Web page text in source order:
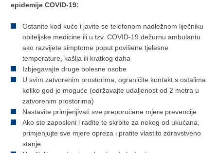
epidemije COVID-19:
Ostanite kod kuće i javite se telefonom nadležnom liječniku
obiteljske medicine ili u tzv. COVID-19 dežurnu ambulantu
ako razvijete simptome poput povišene tjelesne
temperature, kašlja ili kratkog daha
Izbjegavajte druge bolesne osobe
U svim zatvorenim prostorima, ograničite kontakt s ostalima
koliko god je moguće (održavajte udaljenost od 2 metra u
zatvorenim prostorima)
Nastavite primjenjivati sve preporučene mjere prevencije
Ako ste zaposleni i radite te skrbite za nekog od ukućana,
primjenjujte sve mjere opreza i pratite vlastito zdravstveno
stanje.